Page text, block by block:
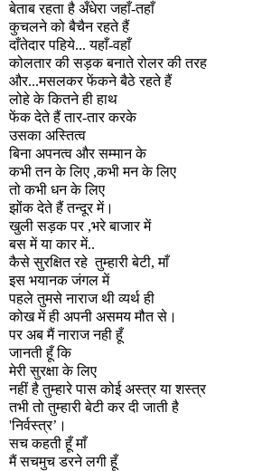
बेताब रहता है अँधेरा जहाँ-तहाँ
कुचलने को बैचैन रहते हैं
दाँतेदार पहिये... यहाँ-वहाँ
कोलतार की सड़क बनाते रोलर की तरह
और...मसलकर फेंकने बैठे रहते हैं
लोहे के कितने ही हाथ
फेंक देते हैं तार-तार करके
उसका अस्तित्व
बिना अपनत्व और सम्मान के
कभी तन के लिए ,कभी मन के लिए
तो कभी धन के लिए
झोंक देते हैं तन्दूर में।
खुली सड़क पर ,भरे बाजार में
बस में या कार में..
कैसे सुरक्षित रहे तुम्हारी बेटी,माँ
इस भयानक जंगल में
पहले तुमसे नाराज थी व्यर्थ ही
कोख में ही अपनी असमय मौत से।
पर अब मैं नाराज नही हूँ
जानती हूँ कि
मेरी सुरक्षा के लिए
नहीं है तुम्हारे पास कोई अस्त्र या शस्त्र
तभी तो तुम्हारी बेटी कर दी जाती है
'निर्वस्त्र’ ।
सच कहती हूँ माँ
मैं सचमुच डरने लगी हूँ